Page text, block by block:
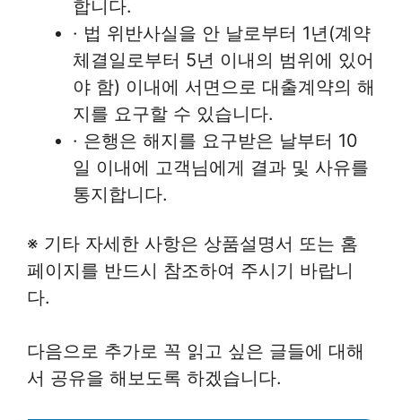
합니다.
· 법 위반사실을 안 날로부터 1년(계약
체결일로부터 5년 이내의 범위에 있어
야 함) 이내에 서면으로 대출계약의 해
지를 요구할 수 있습니다.
· 은행은 해지를 요구받은 날부터 10
일 이내에 고객님에게 결과 및 사유를
통지합니다.
※ 기타 자세한 사항은 상품설명서 또는 홈
페이지를 반드시 참조하여 주시기 바랍니
다.
다음으로 추가로 꼭 읽고 싶은 글들에 대해
서 공유을 해보도록 하겠습니다.